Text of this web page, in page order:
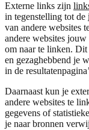
Externe links zijn
in tegenstelling tot de
van andere websites
andere websites
om naar te linken. Dit
en gezaghebbend je
in de
Daarnaast kun je
andere websites te
gegevens of
je naar bronnen